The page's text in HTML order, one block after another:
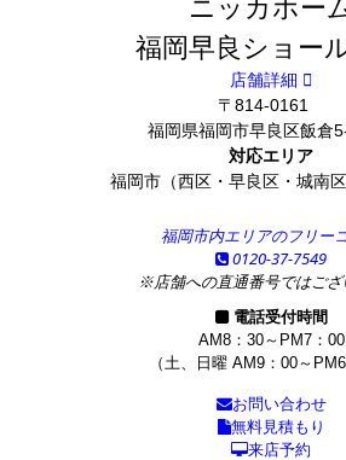
ニッカホー
福岡早良ショー
店舗詳細
〒814-0161
福岡県福岡市早良区飯倉
対応エリア
福岡市（西区・早良区・城南
福岡市内エリアのフリー
0120-37-7549
※店舗への直通番号ではござ
電話受付時間
AM8：30～PM7：00
（土、日曜 AM9：00～PM6
お問い合わせ
無料見積もり
来店予約